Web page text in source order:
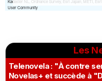
Les
Telenovela : "À contre
Novelas+ et succède à